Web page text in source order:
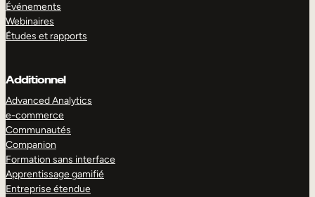
Événements
Webinaires
Études et rapports
Additionnel
Advanced Analytics
e-commerce
Communautés
Companion
Formation sans interface
Apprentissage gamifié
Entreprise étendue